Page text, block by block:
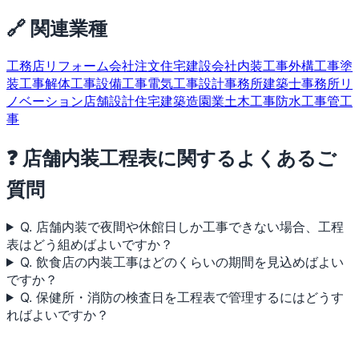
🔗 関連業種
工務店リフォーム会社注文住宅建設会社内装工事外構工事塗
装工事解体工事設備工事電気工事設計事務所建築士事務所リ
ノベーション店舗設計住宅建築造園業土木工事防水工事管工
事
❓ 店舗内装工程表に関するよくあるご
質問
Q. 店舗内装で夜間や休館日しか工事できない場合、工程
表はどう組めばよいですか？
Q. 飲食店の内装工事はどのくらいの期間を見込めばよい
ですか？
Q. 保健所・消防の検査日を工程表で管理するにはどうす
ればよいですか？